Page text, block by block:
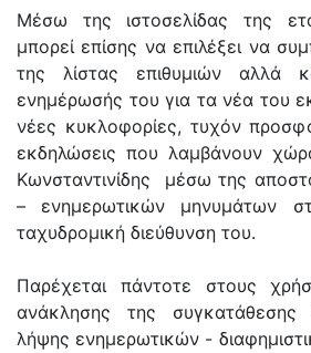
Μέσω της ιστοσελίδας της
μπορεί επίσης να επιλέξει να
της λίστας επιθυμιών αλλά
ενημέρωσής του για τα νέα του
νέες κυκλοφορίες, τυχόν
εκδηλώσεις που λαμβάνουν
Κωνσταντινίδης μέσω της
– ενημερωτικών μηνυμάτων
ταχυδρομική διεύθυνση του.
Παρέχεται πάντοτε στους
ανάκλησης της συγκατάθεσης
λήψης ενημερωτικών -